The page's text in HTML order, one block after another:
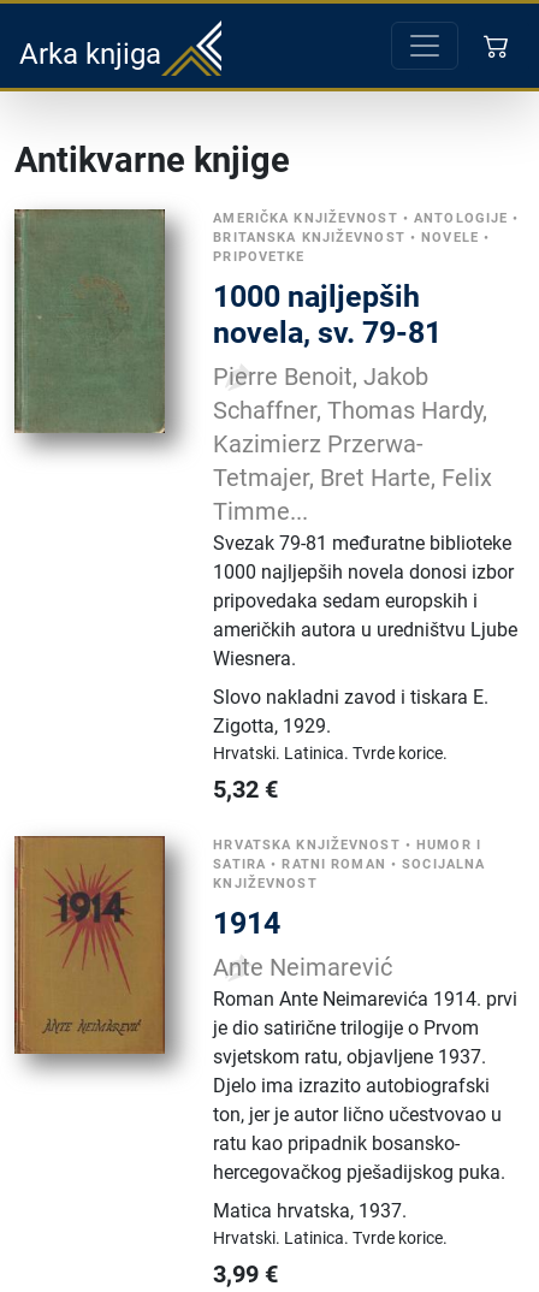
Arka knjiga
Antikvarne knjige
AMERIČKA KNJIŽEVNOST •ANTOLOGIJE •
BRITANSKA KNJIŽEVNOST •NOVELE •
PRIPOVETKE
1000 najljepših
novela, sv. 79-81
Pierre Benoit, Jakob
Schaffner, Thomas Hardy,
Kazimierz Przerwa-
Tetmajer, Bret Harte, Felix
Timme...
Svezak 79-81 međuratne biblioteke
1000 najljepših novela donosi izbor
pripovedaka sedam europskih i
američkih autora u uredništvu Ljube
Wiesnera.
Slovo nakladni zavod i tiskara E.
Zigotta, 1929.
Hrvatski. Latinica.Tvrde korice.
5,32 €
HRVATSKA KNJIŽEVNOST •HUMOR I
SATIRA •RATNI ROMAN •SOCIJALNA
KNJIŽEVNOST
1914
Ante Neimarević
Roman Ante Neimarevića 1914. prvi
je dio satirične trilogije o Prvom
svjetskom ratu, objavljene 1937.
Djelo ima izrazito autobiografski
ton, jer je autor lično učestvovao u
ratu kao pripadnik bosansko-
hercegovačkog pješadijskog puka.
Matica hrvatska, 1937.
Hrvatski. Latinica.Tvrde korice.
3,99 €